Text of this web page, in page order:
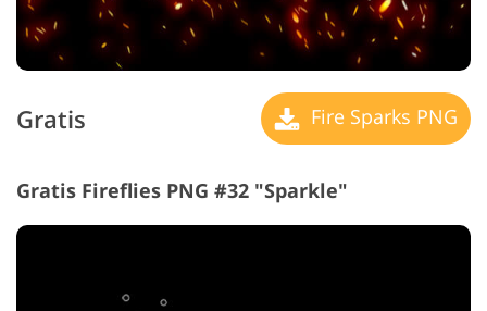
Gratis Fire Sparks PNG
Gratis Fireflies PNG #32 "Sparkle"